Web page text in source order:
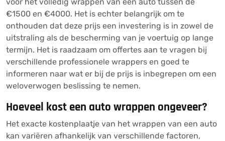
€1500 en €4000. Het is echter belangrijk om te
onthouden dat deze prijs een investering is in zowel de
uitstraling als de bescherming van je voertuig op lange
termijn. Het is raadzaam om offertes aan te vragen bij
verschillende professionele wrappers en goed te
informeren naar wat er bij de prijs is inbegrepen om een
weloverwogen beslissing te nemen.
Hoeveel kost een auto wrappen ongeveer?
Het exacte kostenplaatje van het wrappen van een auto
kan variëren afhankelijk van verschillende factoren,